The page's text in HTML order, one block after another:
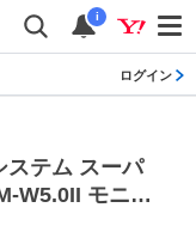
i
ログイン
テム スーパ
W5.0II モニタ